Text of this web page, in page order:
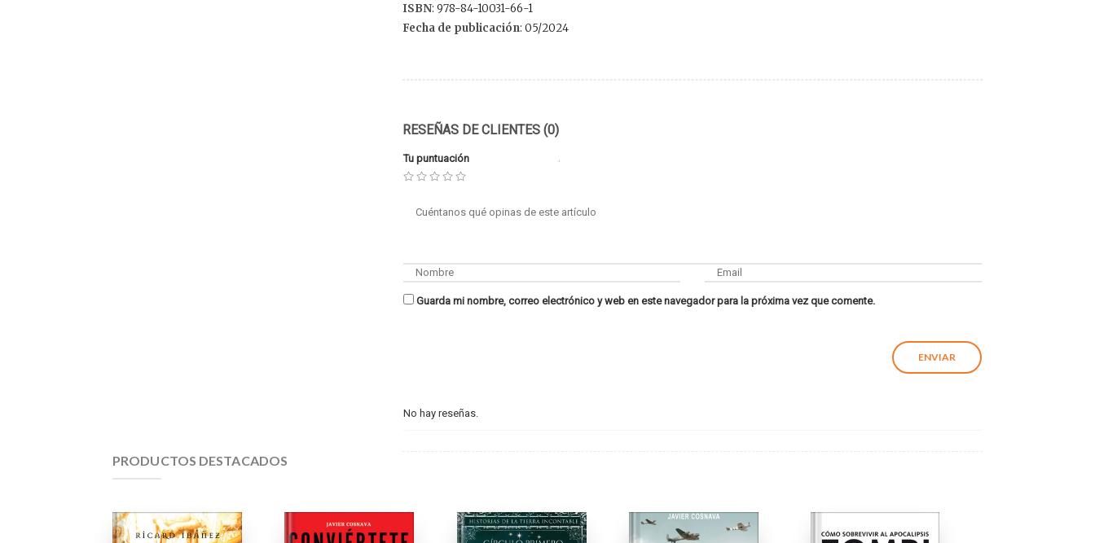
ISBN: 978-84-10031-66-1
Fecha de publicación: 05/2024
RESEÑAS DE CLIENTES (0)
Tu puntuación
Guarda mi nombre, correo electrónico y web en este navegador para la próxima vez que comente.
No hay reseñas.
PRODUCTOS DESTACADOS